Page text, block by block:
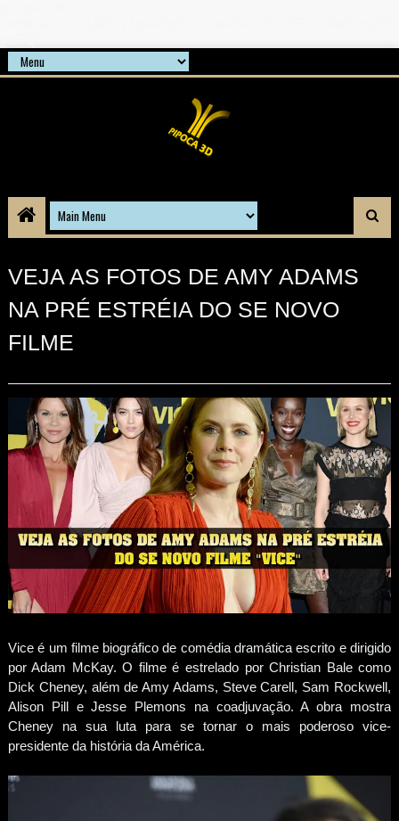
VEJA AS FOTOS DE AMY ADAMS
NA PRÉ ESTRÉIA DO SE NOVO
FILME
Vice é um filme biográfico de comédia dramática escrito e dirigido
por Adam McKay. O filme é estrelado por Christian Bale como
Dick Cheney, além de Amy Adams, Steve Carell, Sam Rockwell,
Alison Pill e Jesse Plemons na coadjuvação. A obra mostra
Cheney na sua luta para se tornar o mais poderoso vice-
presidente da história da América.